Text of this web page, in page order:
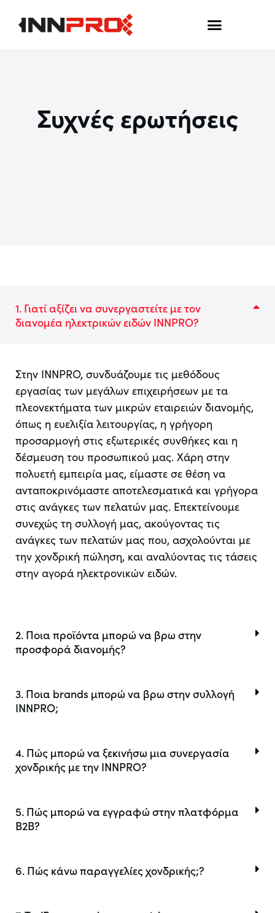
Συχνές ερωτήσεις
1. Γιατί αξίζει να συνεργαστείτε με τον
διανομέα ηλεκτρικών ειδών INNPRO?
Στην INNPRO, συνδυάζουμε τις μεθόδους
εργασίας των μεγάλων επιχειρήσεων με τα
πλεονεκτήματα των μικρών εταιρειών διανομής,
όπως η ευελιξία λειτουργίας, η γρήγορη
προσαρμογή στις εξωτερικές συνθήκες και η
δέσμευση του προσωπικού μας. Χάρη στην
πολυετή εμπειρία μας, είμαστε σε θέση να
ανταποκρινόμαστε αποτελεσματικά και γρήγορα
στις ανάγκες των πελατών μας. Επεκτείνουμε
συνεχώς τη συλλογή μας, ακούγοντας τις
ανάγκες των πελατών μας που, ασχολούνται με
την χονδρική πώληση, και αναλύοντας τις τάσεις
στην αγορά ηλεκτρονικών ειδών.
2. Ποια προϊόντα μπορώ να βρω στην
προσφορά διανομής?
3. Ποια brands μπορώ να βρω στην συλλογή
INNPRO;
4. Πώς μπορώ να ξεκινήσω μια συνεργασία
χονδρικής με την INNPRO?
5. Πώς μπορώ να εγγραφώ στην πλατφόρμα
B2B?
6. Πώς κάνω παραγγελίες χονδρικής;?